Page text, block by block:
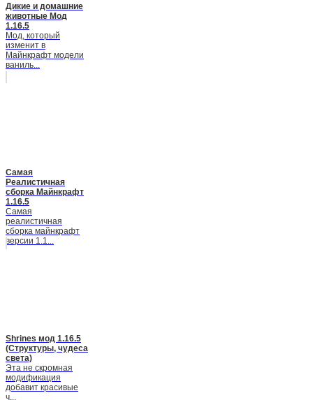
Дикие и домашние
животные Мод
1.16.5
Мод, который
изменит в
Майнкрафт модели
ваниль...
Самая
Реалистичная
сборка Майнкрафт
1.16.5
Самая
реалистичная
сборка майнкрафт
версии 1.1...
Shrines мод 1.16.5
(Структуры, чудеса
света)
Эта не скромная
модификация
добавит красивые
ч...